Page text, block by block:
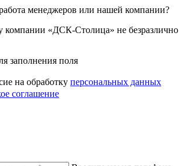
менеджеров или нашей компании?
компании «ДСК-Столица» не безразлично
заполнения поля
на обработку персональных данных
соглашение